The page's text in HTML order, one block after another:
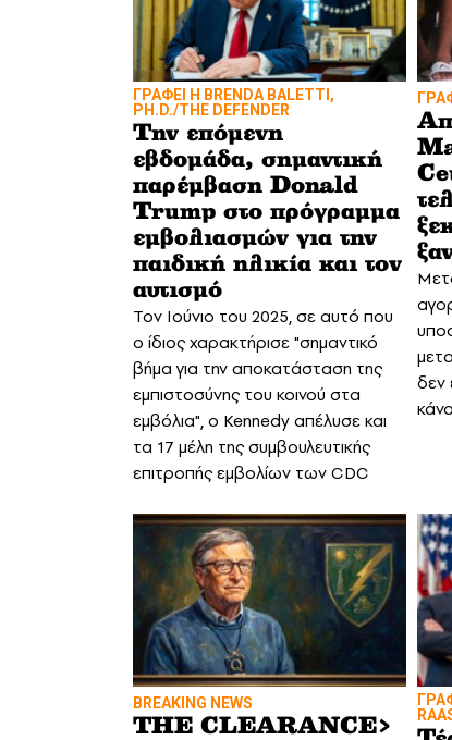
ΓΡΑΦΕΙ Η BRENDA BALETTI,
PH.D./THE DEFENDER
Την επόμενη
εβδομάδα, σημαντική
παρέμβαση Donald
Trump στο πρόγραμμα
εμβολιασμών για την
παιδική ηλικία και τον
αυτισμό
Τον Ιούνιο του 2025, σε αυτό που
ο ίδιος χαρακτήρισε "σημαντικό
βήμα για την αποκατάσταση της
εμπιστοσύνης του κοινού στα
εμβόλια", ο Kennedy απέλυσε και
τα 17 μέλη της συμβουλευτικής
επιτροπής εμβολίων των CDC
δεν
BREAKING NEWS
THE CLEARANCE>